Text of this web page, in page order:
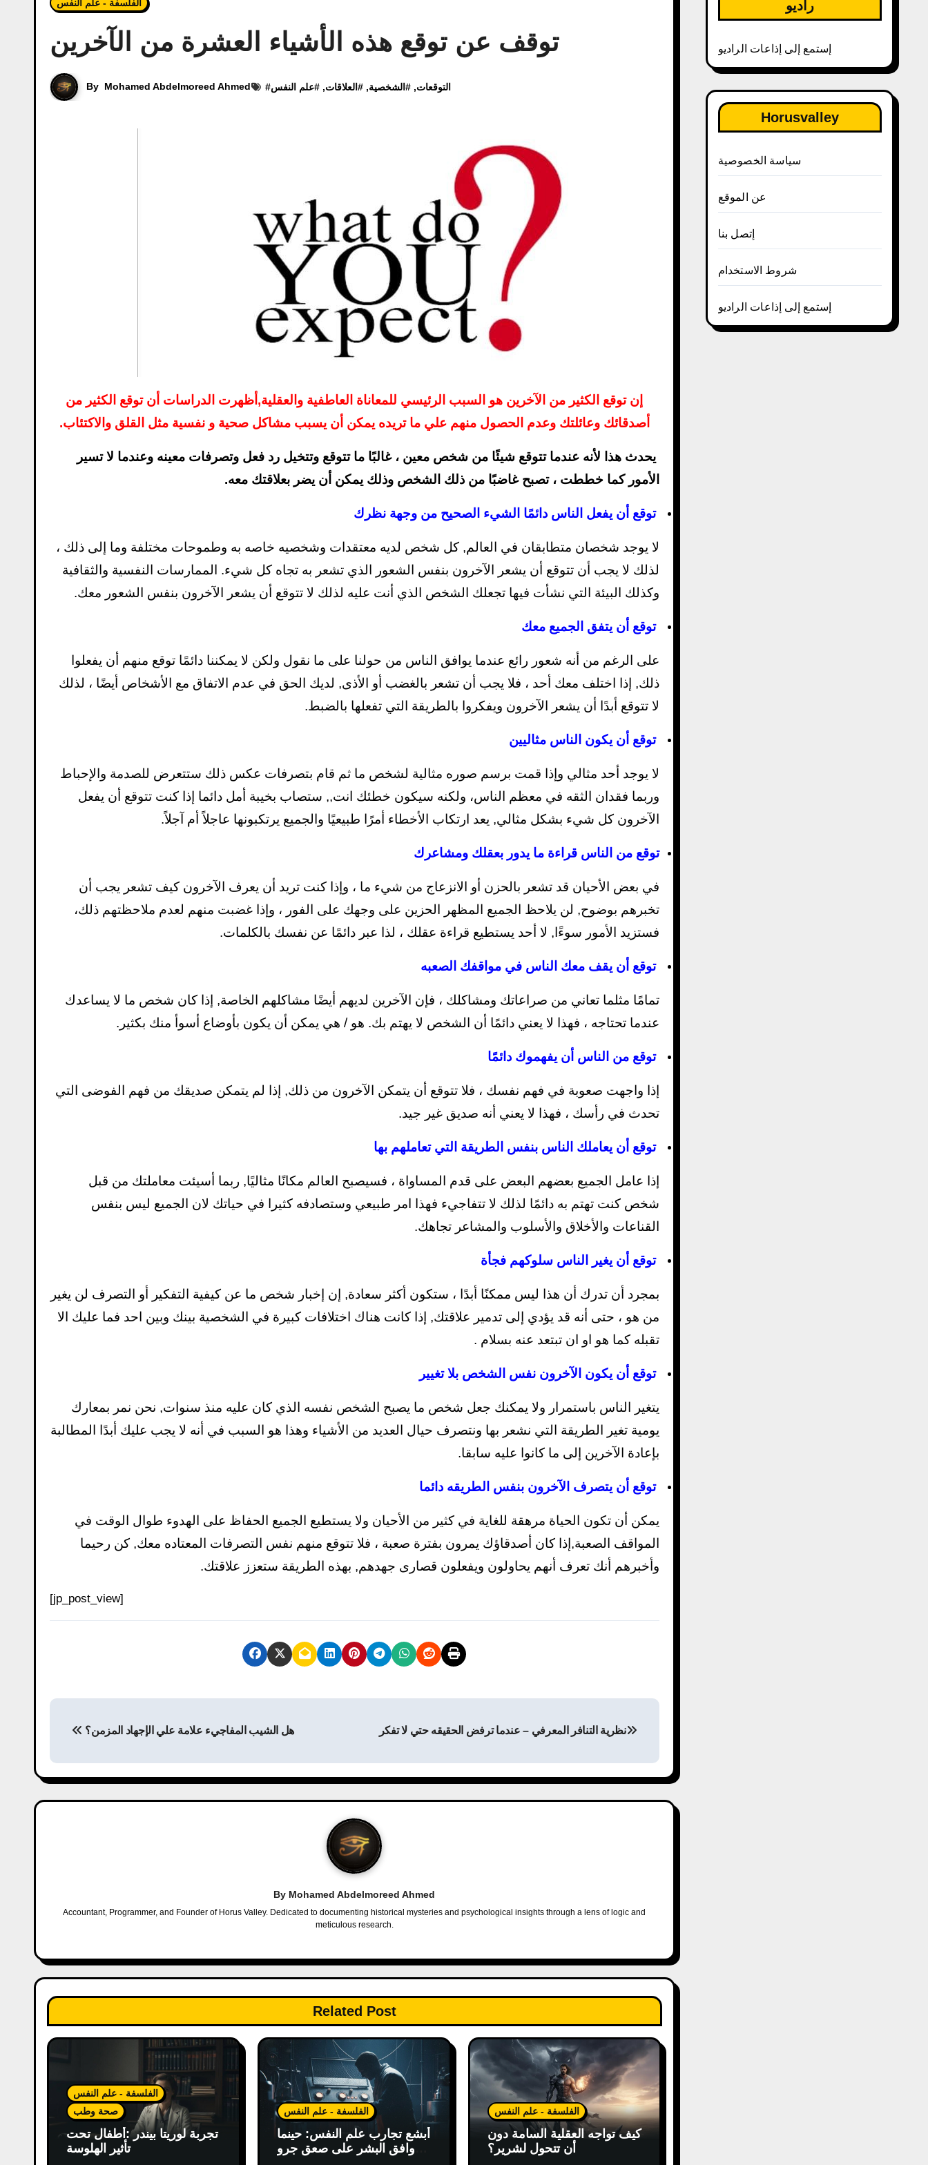
الفلسفة - علم النفس
توقف عن توقع هذه الأشياء العشرة من الآخرين
By Mohamed Abdelmoreed Ahmed # التوقعات, # الشخصية, # العلاقات, #علم النفس
أصدقائك وعائلتك وعدم الحصول منهم علي ما تريده يمكن أن يسبب مشاكل صحية و نفسية مثل القلق والاكتئاب.
يحدث هذا لأنه عندما تتوقع شيئًا من شخص معين ، غالبًا ما تتوقع وتتخيل رد فعل وتصرفات معينه وعندما لا تسير
الأمور كما خططت ، تصبح غاضبًا من ذلك الشخص وذلك يمكن أن يضر بعلاقتك معه.
توقع أن يفعل الناس دائمًا الشيء الصحيح من وجهة نظرك
لا يوجد شخصان متطابقان في العالم, كل شخص لديه معتقدات وشخصيه خاصه به وطموحات مختلفة وما إلى ذلك ،
لذلك لا يجب أن تتوقع أن يشعر الآخرون بنفس الشعور الذي تشعر به تجاه كل شيء. الممارسات النفسية والثقافية
وكذلك البيئة التي نشأت فيها تجعلك الشخص الذي أنت عليه لذلك لا تتوقع أن يشعر الآخرون بنفس الشعور معك.
توقع أن يتفق الجميع معك
على الرغم من أنه شعور رائع عندما يوافق الناس من حولنا على ما نقول ولكن لا يمكننا دائمًا توقع منهم أن يفعلوا
ذلك, إذا اختلف معك أحد ، فلا يجب أن تشعر بالغضب أو الأذى, لديك الحق في عدم الاتفاق مع الأشخاص أيضًا ، لذلك
لا تتوقع أبدًا أن يشعر الآخرون ويفكروا بالطريقة التي تفعلها بالضبط.
توقع أن يكون الناس مثاليين
لا يوجد أحد مثالي وإذا قمت برسم صوره مثالية لشخص ما ثم قام بتصرفات عكس ذلك ستتعرض للصدمة والإحباط
وربما فقدان الثقه في معظم الناس، ولكنه سيكون خطئك انت,, ستصاب بخيبة أمل دائما إذا كنت تتوقع أن يفعل
الآخرون كل شيء بشكل مثالي, يعد ارتكاب الأخطاء أمرًا طبيعيًا والجميع يرتكبونها عاجلاً أم آجلاً.
توقع من الناس قراءة ما يدور بعقلك ومشاعرك
في بعض الأحيان قد تشعر بالحزن أو الانزعاج من شيء ما ، وإذا كنت تريد أن يعرف الآخرون كيف تشعر يجب أن
تخبرهم بوضوح, لن يلاحظ الجميع المظهر الحزين على وجهك على الفور ، وإذا غضبت منهم لعدم ملاحظتهم ذلك،
فستزيد الأمور سوءًا, لا أحد يستطيع قراءة عقلك ، لذا عبر دائمًا عن نفسك بالكلمات.
توقع أن يقف معك الناس في مواقفك الصعبه
تمامًا مثلما تعاني من صراعاتك ومشاكلك ، فإن الآخرين لديهم أيضًا مشاكلهم الخاصة, إذا كان شخص ما لا يساعدك
عندما تحتاجه ، فهذا لا يعني دائمًا أن الشخص لا يهتم بك. هو / هي يمكن أن يكون بأوضاع أسوأ منك بكثير.
توقع من الناس أن يفهموك دائمًا
إذا واجهت صعوبة في فهم نفسك ، فلا تتوقع أن يتمكن الآخرون من ذلك, إذا لم يتمكن صديقك من فهم الفوضى التي
تحدث في رأسك ، فهذا لا يعني أنه صديق غير جيد.
توقع أن يعاملك الناس بنفس الطريقة التي تعاملهم بها
إذا عامل الجميع بعضهم البعض على قدم المساواة ، فسيصبح العالم مكانًا مثاليًا, ربما أسيئت معاملتك من قبل
شخص كنت تهتم به دائمًا لذلك لا تتفاجيء فهذا امر طبيعي وستصادفه كثيرا في حياتك لان الجميع ليس بنفس
القناعات والأخلاق والأسلوب والمشاعر تجاهك.
توقع أن يغير الناس سلوكهم فجأة
بمجرد أن تدرك أن هذا ليس ممكنًا أبدًا ، ستكون أكثر سعادة, إن إخبار شخص ما عن كيفية التفكير أو التصرف لن يغير
من هو ، حتى أنه قد يؤدي إلى تدمير علاقتك, إذا كانت هناك اختلافات كبيرة في الشخصية بينك وبين احد فما عليك الا
تقبله كما هو او ان تبتعد عنه بسلام .
توقع أن يكون الآخرون نفس الشخص بلا تغيير
يتغير الناس باستمرار ولا يمكنك جعل شخص ما يصبح الشخص نفسه الذي كان عليه منذ سنوات, نحن نمر بمعارك
يومية تغير الطريقة التي نشعر بها ونتصرف حيال العديد من الأشياء وهذا هو السبب في أنه لا يجب عليك أبدًا المطالبة
بإعادة الآخرين إلى ما كانوا عليه سابقا.
توقع أن يتصرف الآخرون بنفس الطريقه دائما
يمكن أن تكون الحياة مرهقة للغاية في كثير من الأحيان ولا يستطيع الجميع الحفاظ على الهدوء طوال الوقت في
المواقف الصعبة,إذا كان أصدقاؤك يمرون بفترة صعبة ، فلا تتوقع منهم نفس التصرفات المعتاده معك, كن رحيما
وأخبرهم أنك تعرف أنهم يحاولون ويفعلون قصارى جهدهم, بهذه الطريقة ستعزز علاقتك.
[jp_post_view]
s
t
a
t
i
o
هل الشيب المفاجيء علامة علي الإجهاد المزمن؟ نظرية التنافر المعرفي – عندما ترفض الحقيقه حتي لا تفكر
By Mohamed Abdelmoreed Ahmed
Accountant, Programmer, and Founder of Horus Valley. Dedicated to documenting historical mysteries and psychological insights through a lens of logic and
meticulous research.
Related Post
الفلسفة - علم النفس
صحة وطب
تجربة لوريتا بيندر :أطفال تحت
تأثير الهلوسة
الفلسفة - علم النفس
أبشع تجارب علم النفس: حينما
وافق البشر على صعق جرو
الفلسفة - علم النفس
كيف تواجه العقلية السامة دون
أن تتحول لشرير؟
راديو
إستمع إلى إذاعات الراديو
Horusvalley
سياسة الخصوصية
عن الموقع
إتصل بنا
شروط الاستخدام
إستمع إلى إذاعات الراديو